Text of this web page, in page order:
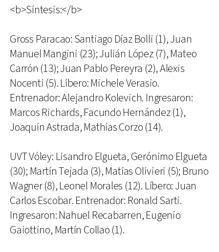
<b>Síntesis:</b>
Gross Paracao: Santiago Díaz Bolli (1), Juan
Manuel Mangini (23); Julián López (7), Mateo
Carrón (13); Juan Pablo Pereyra (2), Alexis
Nocenti (5). Líbero: Michele Verasio.
Entrenador: Alejandro Kolevich. Ingresaron:
Marcos Richards, Facundo Hernández (1),
Joaquín Astrada, Mathías Corzo (14).
UVT Vóley: Lisandro Elgueta, Gerónimo Elgueta
(30); Martín Tejada (3), Matías Olivieri (5); Bruno
Wagner (8), Leonel Morales (12). Líbero: Juan
Carlos Escobar. Entrenador: Ronald Sarti.
Ingresaron: Nahuel Recabarren, Eugenio
Gaiottino, Martín Collao (1).